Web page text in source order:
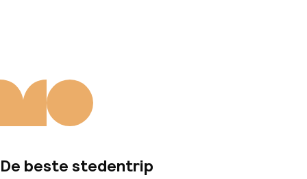
De beste stedentrip